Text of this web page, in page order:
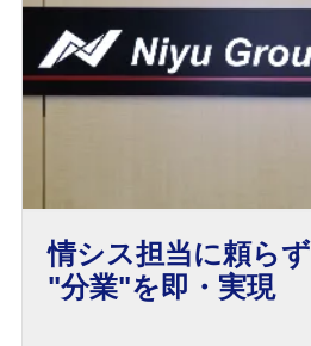
情シス担当に頼らず
"分業"を即・実現